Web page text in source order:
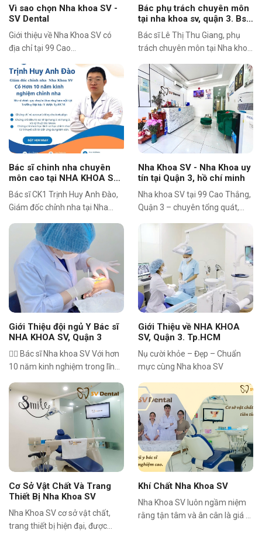
ổ răng, ghép mô mềm quanh
răng) Hy vọng Nha Khoa SV sẽ
là nơi được đồng hành cùng
bạn để đi tìm được nụ cười
hoàn hảo nhất và tuyệt vời
nhất, thuộc về bản sắc cá nhân
của riêng bạn.
Vì sao chọn Nha khoa SV -
SV Dental
Giới thiệu về Nha Khoa SV có
địa chỉ tại 99 Cao
Hồ Chí Minh Điện Thoại:
0933381675
Bác phụ trách chuyên môn
tại nha khoa sv, quận 3. Bs .
Lê Thị Thu Giang
Bác sĩ Lê Thị Thu Giang, phụ
trách chuyên môn tại Nha khoa
trong khám và điều trị Răng
Hàm Mặt. Phụ trách chuyên
môn: – Khám bệnh, chữa bệnh
chuyên khoa Răng Hàm Mặt
Kinh nghiệm công tác và bằng
cấp chuyên môn: – Chứng Chỉ
Hành Nghề Khám Bệnh, Chữa
Bệnh (2017) – Bác sĩ chuyên
khoa Tại Nha Kha SV
Bác sĩ chinh nha chuyên
môn cao tại NHA KHOA SV ,
Quận 3 . BS CK1 TrỊnh Huy
Anh Đào
Bác sĩ CK1 Trịnh Huy Anh Đào,
Giám đốc chỉnh nha tại Nha
Invisalign, Bio Meaw và kinh
nghiệm điều trị khớp cắn phức
Nha Khoa SV - Nha Khoa uy
tín tại Quận 3, hồ chí minh
Nha khoa SV tại 99 Cao Thắng,
Quận 3 – chuyên tổng quát,
phục hình răng. Đội ngũ bác sĩ
giỏi, công nghệ hiện đại.
Giới Thiệu đội ngủ Y Bác sĩ
NHA KHOA SV, Quận 3
👩‍⚕️ Bác sĩ Nha khoa SV Với hơn
10 năm kinh nghiệm trong lĩnh
tại Nha khoa SV không chỉ được
biết đến bởi chuyên môn vững
vàng mà còn bởi sự tận tâm và
trách nhiệm trong từng ca điều
trị. Từ nha khoa tổng quát,
thẩm mỹ, chỉnh nha cho đến
cấy ghép implant, bác sĩ luôn
mang đến giải pháp an toàn –
hiệu quả – thẩm mỹ, giúp hàng
ngàn khách hàng trong và
ngoài nước tìm lại nụ cười tự
Giới Thiệu về NHA KHOA
SV, Quận 3. Tp.HCM
Nụ cười khỏe – Đẹp – Chuẩn
mực cùng Nha khoa SV
Cơ Sở Vật Chất Và Trang
Thiết Bị Nha Khoa SV
Nha Khoa SV cơ sở vật chất,
trang thiết bị hiện đại, được
Khí Chất Nha Khoa SV
Nha Khoa SV luôn ngầm niệm
rằng tận tâm và ân cân là giá trị